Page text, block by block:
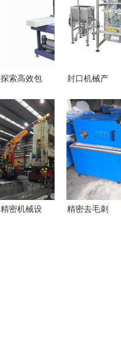
探索高效包
收缩、袖口
式与纸箱包
装机的综合
应用
封口机械产
页 精选机
械设备概览
精密机械设
精密去毛刺